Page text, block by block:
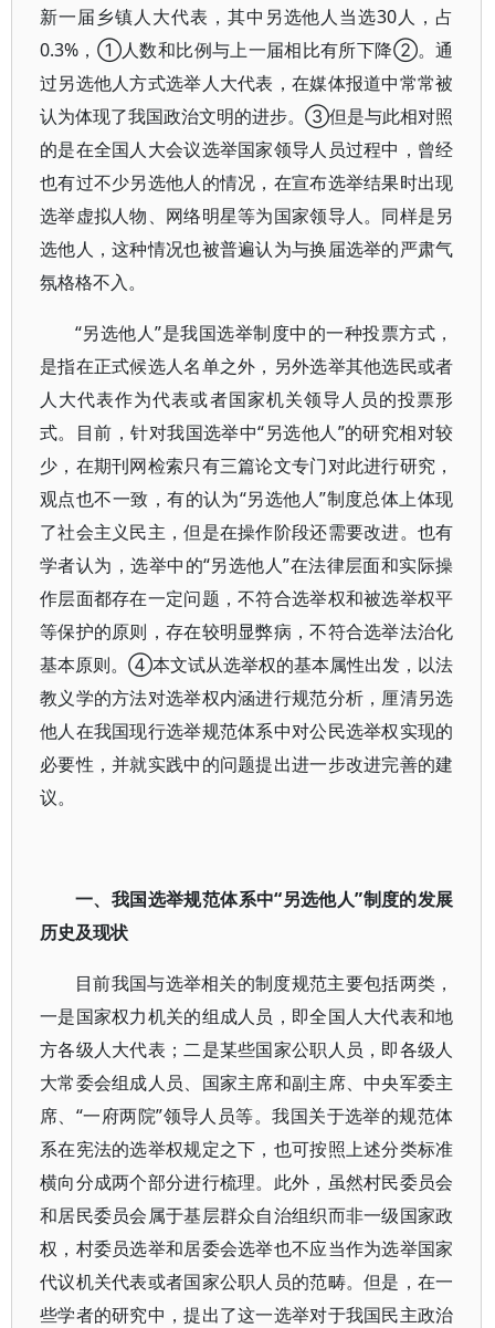
新一届乡镇人大代表，其中另选他人当选30人，占
0.3%，①人数和比例与上一届相比有所下降②。通
过另选他人方式选举人大代表，在媒体报道中常常被
认为体现了我国政治文明的进步。③但是与此相对照
的是在全国人大会议选举国家领导人员过程中，曾经
也有过不少另选他人的情况，在宣布选举结果时出现
选举虚拟人物、网络明星等为国家领导人。同样是另
选他人，这种情况也被普遍认为与换届选举的严肃气
氛格格不入。
“另选他人”是我国选举制度中的一种投票方式，
是指在正式候选人名单之外，另外选举其他选民或者
人大代表作为代表或者国家机关领导人员的投票形
式。目前，针对我国选举中“另选他人”的研究相对较
少，在期刊网检索只有三篇论文专门对此进行研究，
观点也不一致，有的认为“另选他人”制度总体上体现
了社会主义民主，但是在操作阶段还需要改进。也有
学者认为，选举中的“另选他人”在法律层面和实际操
作层面都存在一定问题，不符合选举权和被选举权平
等保护的原则，存在较明显弊病，不符合选举法治化
基本原则。④本文试从选举权的基本属性出发，以法
教义学的方法对选举权内涵进行规范分析，厘清另选
他人在我国现行选举规范体系中对公民选举权实现的
必要性，并就实践中的问题提出进一步改进完善的建
议。
一、我国选举规范体系中“另选他人”制度的发展
历史及现状
目前我国与选举相关的制度规范主要包括两类，
一是国家权力机关的组成人员，即全国人大代表和地
方各级人大代表；二是某些国家公职人员，即各级人
大常委会组成人员、国家主席和副主席、中央军委主
席、“一府两院”领导人员等。我国关于选举的规范体
系在宪法的选举权规定之下，也可按照上述分类标准
横向分成两个部分进行梳理。此外，虽然村民委员会
和居民委员会属于基层群众自治组织而非一级国家政
权，村委员选举和居委会选举也不应当作为选举国家
代议机关代表或者国家公职人员的范畴。但是，在一
些学者的研究中，提出了这一选举对于我国民主政治